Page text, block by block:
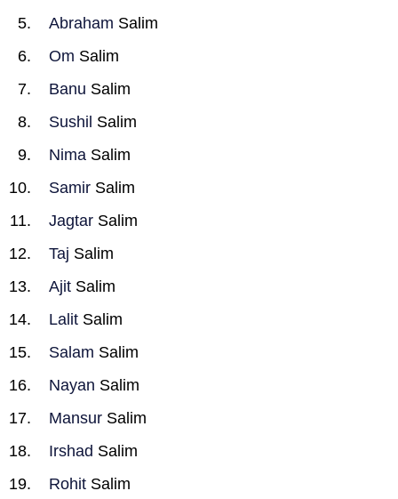
Abraham Salim
Om Salim
Banu Salim
Sushil Salim
Nima Salim
Samir Salim
Jagtar Salim
Taj Salim
Ajit Salim
Lalit Salim
Salam Salim
Nayan Salim
Mansur Salim
Irshad Salim
Rohit Salim